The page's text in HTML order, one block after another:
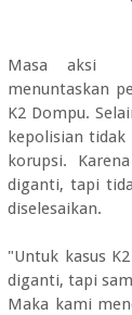
Masa aksi
menuntaskan
K2 Dompu.
kepolisian tidak
korupsi.
diganti, tapi
diselesaikan.
"Untuk kasus
diganti, tapi
Maka kami